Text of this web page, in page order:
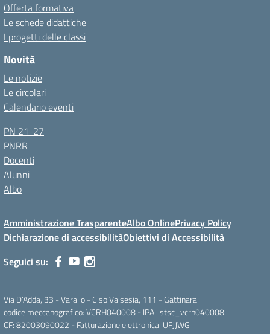
Offerta formativa
Le schede didattiche
I progetti delle classi
Novità
Le notizie
Le circolari
Calendario eventi
PN 21-27
PNRR
Docenti
Alunni
Albo
Amministrazione TrasparenteAlbo OnlinePrivacy Policy
Dichiarazione di accessibilitàObiettivi di Accessibilità
Seguici su:
Via D’Adda, 33 - Varallo - C.so Valsesia, 111 - Gattinara
codice meccanografico: VCRH040008 - IPA: istsc_vcrh040008
CF: 82003090022 - Fatturazione elettronica: UFJJWG